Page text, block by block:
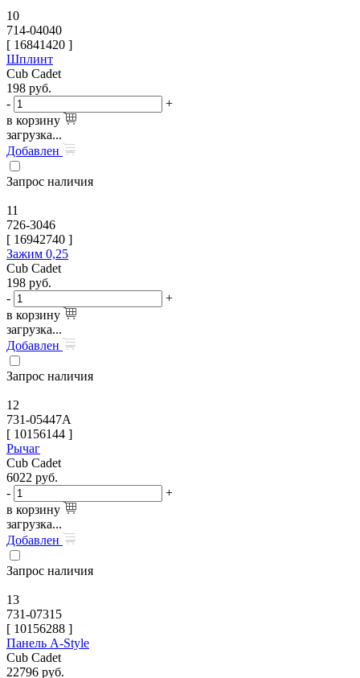
10
714-04040
[ 16841420 ]
Шплинт
Cub Cadet
198 руб.
-
+
в корзину
загрузка...
Добавлен
Запрос наличия
11
726-3046
[ 16942740 ]
Зажим 0,25
Cub Cadet
198 руб.
-
+
в корзину
загрузка...
Добавлен
Запрос наличия
12
731-05447A
[ 10156144 ]
Рычаг
Cub Cadet
6022 руб.
-
+
в корзину
загрузка...
Добавлен
Запрос наличия
13
731-07315
[ 10156288 ]
Панель A-Style
Cub Cadet
22796 руб.